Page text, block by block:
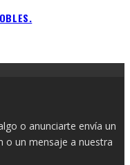
o anunciarte envía un
o un mensaje a nuestra